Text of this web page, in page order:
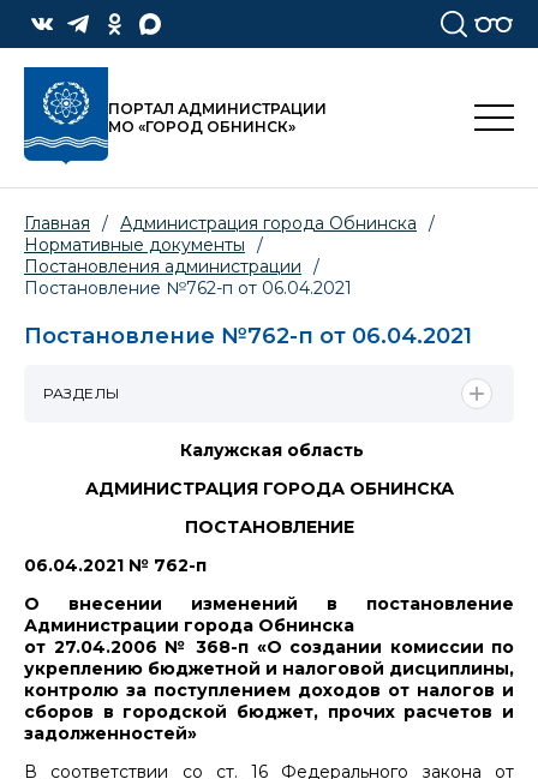
ПОРТАЛ АДМИНИСТРАЦИИ
МО «ГОРОД ОБНИНСК»
Главная / Администрация города Обнинска
/
Нормативные документы
/
Постановления администрации
/
Постановление №762-п от 06.04.2021
Постановление №762-п от 06.04.2021
Калужская область
АДМИНИСТРАЦИЯ ГОРОДА ОБНИНСКА
ПОСТАНОВЛЕНИЕ
06.04.2021 № 762-п
О внесении изменений в постановление
Администрации города Обнинска
от 27.04.2006 № 368-п «О создании комиссии по
укреплению бюджетной и налоговой дисциплины,
контролю за поступлением доходов от налогов и
сборов в городской бюджет, прочих расчетов и
задолженностей»
В соответствии со ст. 16 Федерального закона от
РАЗДЕЛЫ